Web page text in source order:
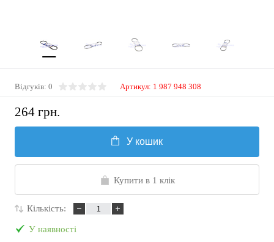
Відгуків: 0 Артикул: 1 987 948 308
264 грн.
У кошик
Купити в 1 клік
Кількість:
У наявності